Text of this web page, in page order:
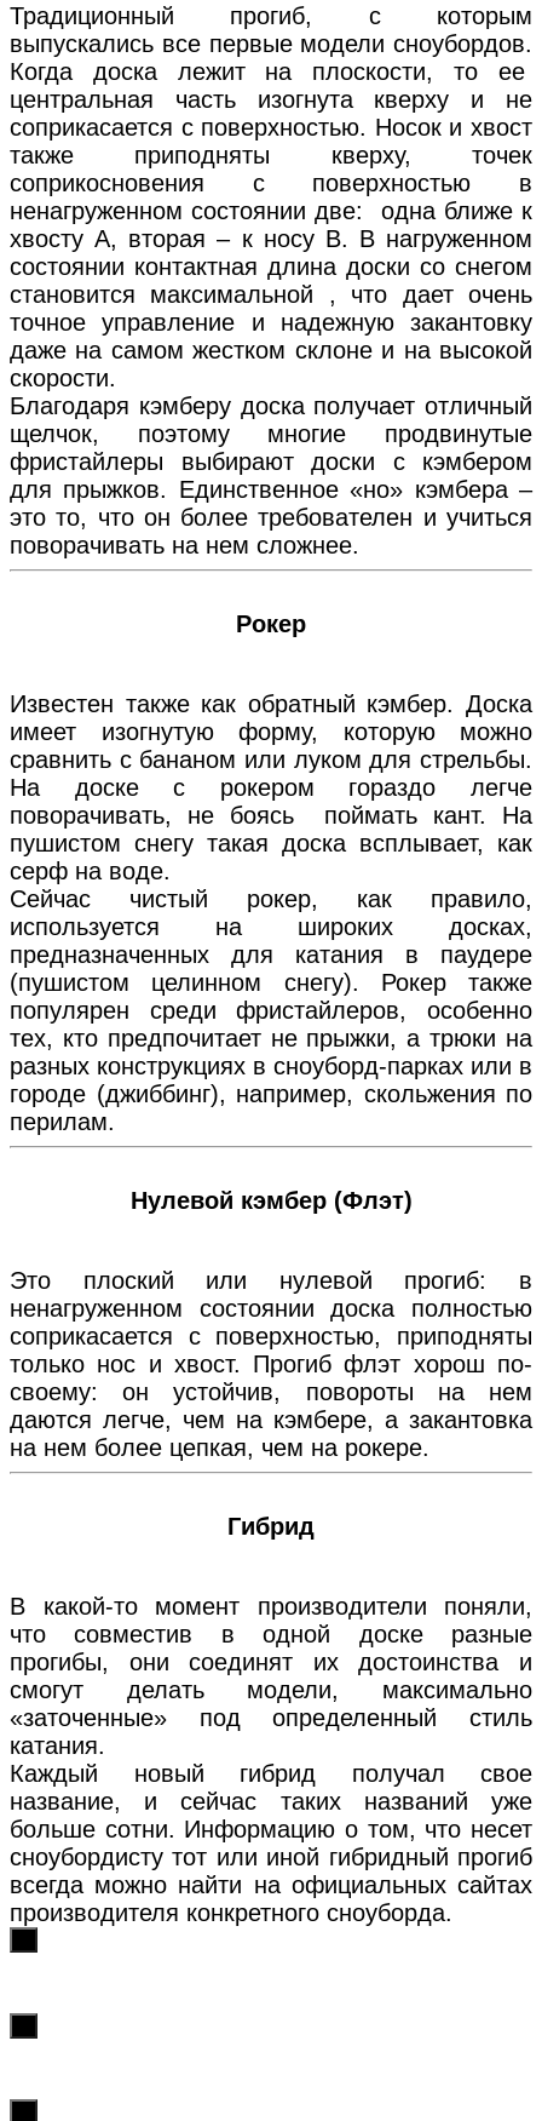
Традиционный прогиб, с которым
выпускались все первые модели сноубордов.
Когда доска лежит на плоскости, то ее
центральная часть изогнута кверху и не
соприкасается с поверхностью. Носок и хвост
также приподняты кверху, точек
соприкосновения с поверхностью в
ненагруженном состоянии две: одна ближе к
хвосту А, вторая – к носу В. В нагруженном
состоянии контактная длина доски со снегом
становится максимальной , что дает очень
точное управление и надежную закантовку
даже на самом жестком склоне и на высокой
скорости.
Благодаря кэмберу доска получает отличный
щелчок, поэтому многие продвинутые
фристайлеры выбирают доски с кэмбером
для прыжков. Единственное «но» кэмбера –
это то, что он более требователен и учиться
поворачивать на нем сложнее.
Рокер
Известен также как обратный кэмбер. Доска
имеет изогнутую форму, которую можно
сравнить с бананом или луком для стрельбы.
На доске с рокером гораздо легче
поворачивать, не боясь поймать кант. На
пушистом снегу такая доска всплывает, как
серф на воде.
Сейчас чистый рокер, как правило,
используется на широких досках,
предназначенных для катания в паудере
(пушистом целинном снегу). Рокер также
популярен среди фристайлеров, особенно
тех, кто предпочитает не прыжки, а трюки на
разных конструкциях в сноуборд-парках или в
городе (джиббинг), например, скольжения по
перилам.
Нулевой кэмбер (Флэт)
Это плоский или нулевой прогиб: в
ненагруженном состоянии доска полностью
соприкасается с поверхностью, приподняты
только нос и хвост. Прогиб флэт хорош по-
своему: он устойчив, повороты на нем
даются легче, чем на кэмбере, а закантовка
на нем более цепкая, чем на рокере.
Гибрид
В какой-то момент производители поняли,
что совместив в одной доске разные
прогибы, они соединят их достоинства и
смогут делать модели, максимально
«заточенные» под определенный стиль
катания.
Каждый новый гибрид получал свое
название, и сейчас таких названий уже
больше сотни. Информацию о том, что несет
сноубордисту тот или иной гибридный прогиб
всегда можно найти на официальных сайтах
производителя конкретного сноуборда.